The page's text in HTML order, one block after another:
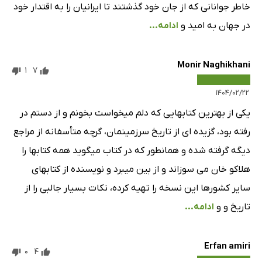
خاطر جوانانى که از جان خود گذشتند تا ایرانیان را به اقتدار خود
در جهان به امید و ادامه...
Monir Naghikhani
۱۴۰۴/۰۲/۲۲
7
1
یکی از بهترین کتابهایی که دلم میخواست بخونم و از دستم در
رفته بود، گزیده ای از تاریخ سرزمینمان، گرچه متأسفانه از مراجع
دیگه گرفته شده و همانطور که در کتاب میگوید همه کتابها را
هلاکو خان می سوزاند و از بین میبرد و نویسنده از کتابهای
سایر کشورها این نسخه را تهیه کرده، نکات بسیار جالبی را از
تاریخ و و ادامه...
Erfan amiri
4
0